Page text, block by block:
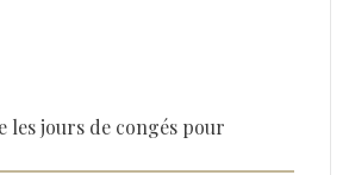
les jours de congés pour